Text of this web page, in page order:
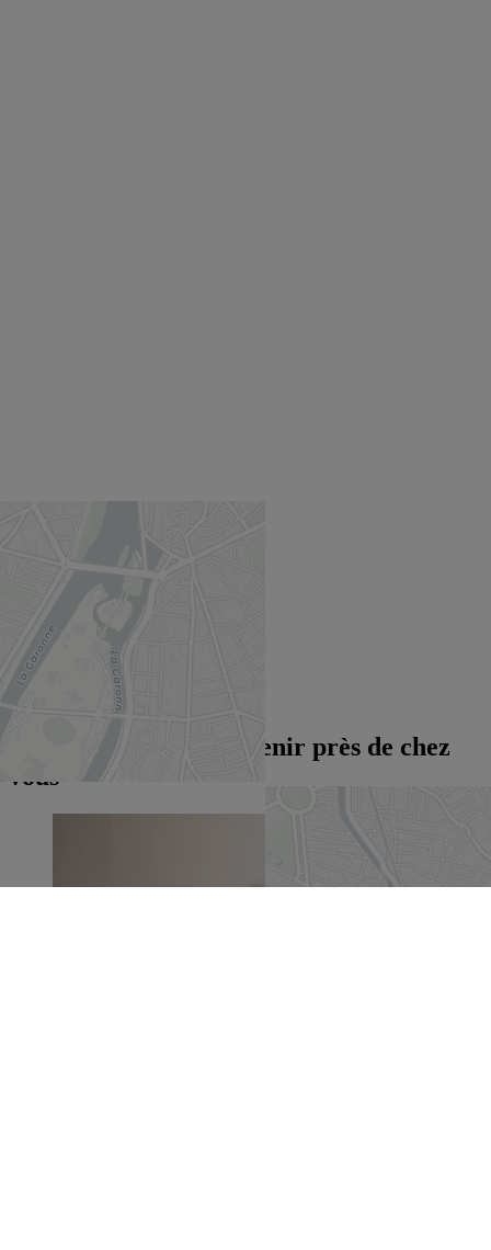
OpenStreetMap
TOULOUSE
15 All. Jean Jaurès
31000 Toulouse
à venir près de chez
vous